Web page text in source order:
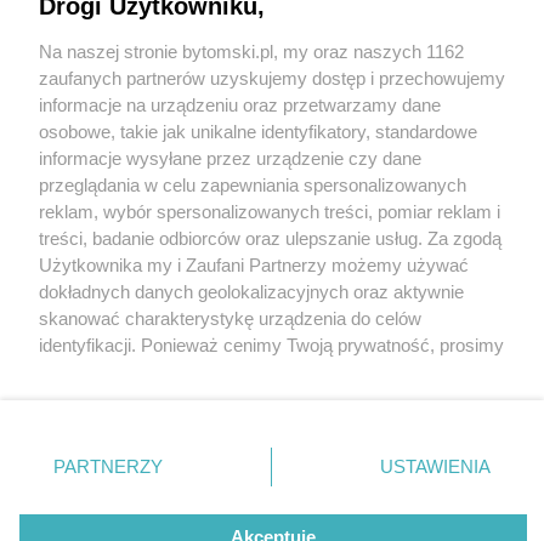
6 / 0
Wydawca mediów lokalnych
Nie zapomnij
zapoznać się z:
polityką prywatności regulamin korzystania z portali
Twojemiasto
Piekary Śląskie
Chorzów
Tarnowskie Góry
Gliwice
Skontakuj sięz nami
Kontakt
Wydawca
Pogoda
Drogi Użytkowniku,
Na naszej stronie bytomski.pl, my oraz naszych 1162
zaufanych partnerów uzyskujemy dostęp i przechowujemy
informacje na urządzeniu oraz przetwarzamy dane
osobowe, takie jak unikalne identyfikatory, standardowe
informacje wysyłane przez urządzenie czy dane
przeglądania w celu zapewniania spersonalizowanych
reklam, wybór spersonalizowanych treści, pomiar reklam i
treści, badanie odbiorców oraz ulepszanie usług. Za zgodą
Użytkownika my i Zaufani Partnerzy możemy używać
dokładnych danych geolokalizacyjnych oraz aktywnie
skanować charakterystykę urządzenia do celów
identyfikacji. Ponieważ cenimy Twoją prywatność, prosimy
prywatności znajdujący się w lewym dolnym rogu strony
. Niektóre rodzaje przetwarzania danych nie wymagają
zgody użytkownika, ale masz prawo sprzeciwić się
takiemu przetwarzaniu. Preferencje będą miały
PARTNERZY USTAWIENIA
Akceptuję